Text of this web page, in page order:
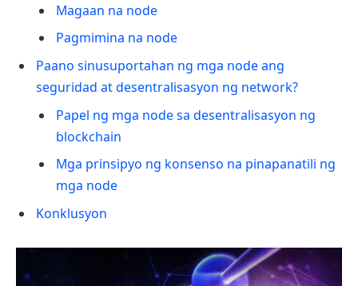
Magaan na node
Pagmimina na node
Paano sinusuportahan ng mga node ang
seguridad at desentralisasyon ng network?
Papel ng mga node sa desentralisasyon ng
blockchain
Mga prinsipyo ng konsenso na pinapanatili ng
mga node
Konklusyon